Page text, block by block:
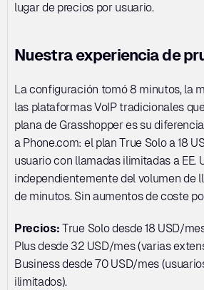
lugar de precios por usuario.
Nuestra experiencia de
La configuración tomó 8 minutos, la
las plataformas VoIP tradicionales
plana de Grasshopper es su
a Phone.com: el plan True Solo a 18
usuario con llamadas ilimitadas a EE.
independientemente del volumen de
de minutos. Sin aumentos de coste
Precios: True Solo desde 18 USD/
Plus desde 32 USD/mes (varias
Business desde 70 USD/mes
ilimitados).